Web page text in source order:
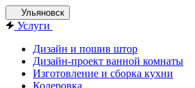
Ульяновск
Услуги
Дизайн и пошив штор
Дизайн-проект ванной комнаты
Изготовление и сборка кухни
Колеровка